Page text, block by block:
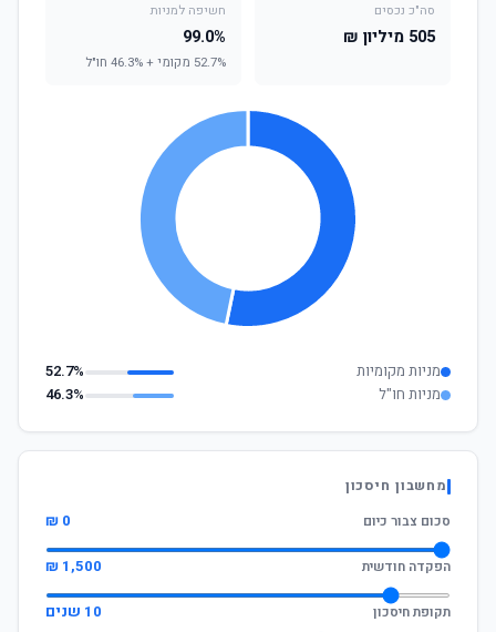
סה"כ נכסים
505 מיליון ₪
חשיפה למניות
99.0%
52.7% מקומי + 46.3% חו"ל
מניות מקומיות
52.7%
מניות חו"ל
46.3%
מחשבון חיסכון
סכום צבור כיום
0 ₪
הפקדה חודשית 1,500 ₪
תקופת חיסכון 10 שנים